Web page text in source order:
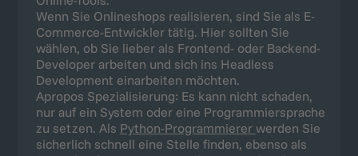
Wenn Sie Onlineshops realisieren, sind Sie als E-
Commerce-Entwickler tätig. Hier sollten Sie
wählen, ob Sie lieber als Frontend- oder Backend-
Developer arbeiten und sich ins Headless
Development einarbeiten möchten.
Apropos Spezialisierung: Es kann nicht schaden,
nur auf ein System oder eine Programmiersprache
zu setzen. Als Python-Programmierer werden Sie
sicherlich schnell eine Stelle finden, ebenso als